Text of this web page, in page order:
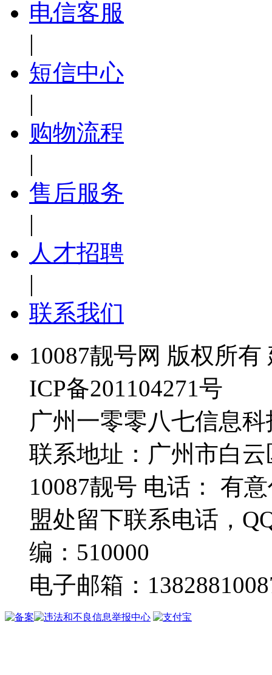
电信客服
|
短信中心
|
购物流程
|
售后服务
|
人才招聘
|
联系我们
10087靓号网 版权所
ICP备201104271号
广州一零零八七信息
联系地址：广州市白
10087靓号 电话： 有
盟处留下联系电话，
编：510000
电子邮箱：